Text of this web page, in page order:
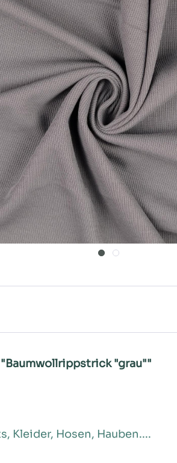
"grau""
Kleider, Hosen, Hauben....